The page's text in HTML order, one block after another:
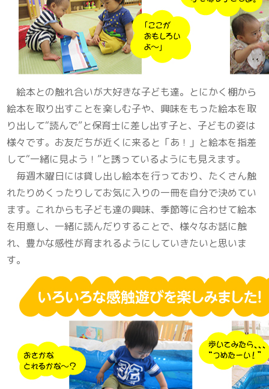
絵本との触れ合いが大好きな子ども達。とにかく棚から
絵本を取り出すことを楽しむ子や、興味をもった絵本を取
り出して“読んで”と保育士に差し出す子と、子どもの姿は
様々です。お友だちが近くに来ると「あ！」と絵本を指差
して“一緒に見よう！”と誘っているようにも見えます。
毎週木曜日には貸し出し絵本を行っており、たくさん触
れたりめくったりしてお気に入りの一冊を自分で決めてい
ます。これからも子ども達の興味、季節等に合わせて絵本
を用意し、一緒に読んだりすることで、様々なお話に触
れ、豊かな感性が育まれるようにしていきたいと思いま
す。